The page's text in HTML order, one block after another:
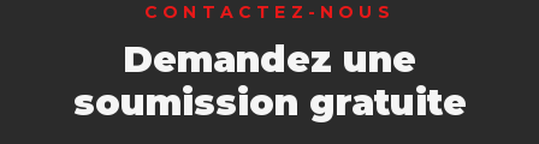
CONTACTEZ-NOUS
Demandez une
soumission gratuite